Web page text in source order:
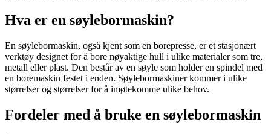
Hva er en søylebormaskin?
En søylebormaskin, også kjent som en borepresse, er et stasjonært
verktøy designet for å bore nøyaktige hull i ulike materialer som tre,
metall eller plast. Den består av en søyle som holder en spindel med
en boremaskin festet i enden. Søylebormaskiner kommer i ulike
størrelser og størrelser for å imøtekomme ulike behov.
Fordeler med å bruke en søylebormaskin